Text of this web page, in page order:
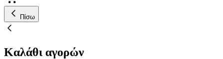
Πίσω
Καλάθι αγορών